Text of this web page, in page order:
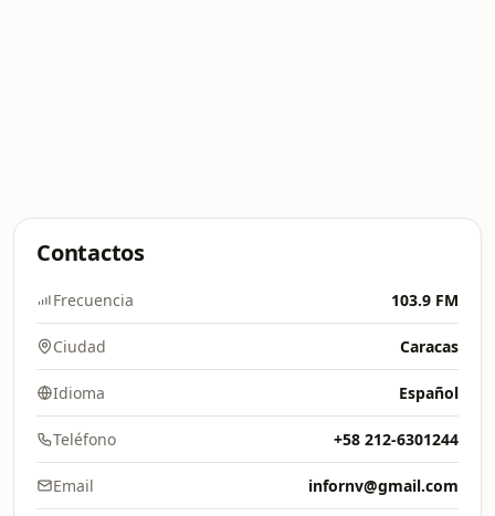
Contactos
Frecuencia 103.9 FM
Ciudad Caracas
Idioma Español
Teléfono +58 212-6301244
Email infornv@gmail.com